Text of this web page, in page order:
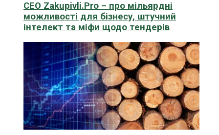
CEO Zakupivli.Pro – про мільярдні
можливості для бізнесу, штучний
інтелект та міфи щодо тендерів